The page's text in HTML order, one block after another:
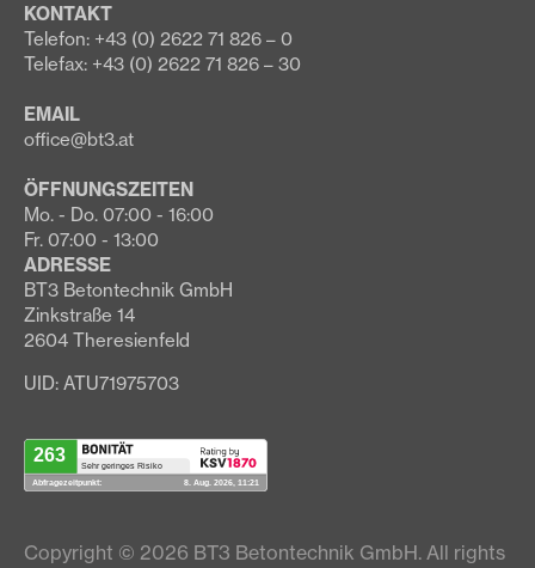
KONTAKT
Telefon: +43 (0) 2622 71 826 – 0
Telefax: +43 (0) 2622 71 826 – 30
EMAIL
office@bt3.at
ÖFFNUNGSZEITEN
Mo. - Do. 07:00 - 16:00
Fr. 07:00 - 13:00
ADRESSE
BT3 Betontechnik GmbH
Zinkstraße 14
2604 Theresienfeld
UID: ATU71975703
Copyright © 2026 BT3 Betontechnik GmbH. All rights